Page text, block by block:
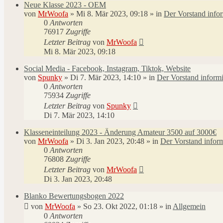
Neue Klasse 2023 - OEM
von MrWoofa » Mi 8. Mär 2023, 09:18 » in Der Vorstand
0 Antworten
76917 Zugriffe
Letzter Beitrag von MrWoofa
Mi 8. Mär 2023, 09:18
Social Media - Facebook, Instagram, Tiktok, Website
von Spunky » Di 7. Mär 2023, 14:10 » in Der Vorstand
0 Antworten
75934 Zugriffe
Letzter Beitrag von Spunky
Di 7. Mär 2023, 14:10
Klasseneinteilung 2023 - Änderung Amateur 3500 auf 3000€
von MrWoofa » Di 3. Jan 2023, 20:48 » in Der Vorstand
0 Antworten
76808 Zugriffe
Letzter Beitrag von MrWoofa
Di 3. Jan 2023, 20:48
Blanko Bewertungsbogen 2022
von MrWoofa » So 23. Okt 2022, 01:18 » in Allgemein
0 Antworten